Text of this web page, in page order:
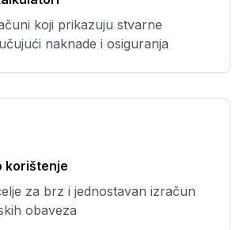
koji prikazuju stvarne
naknade i osiguranja
korištenje
za brz i jednostavan izračun
obaveza